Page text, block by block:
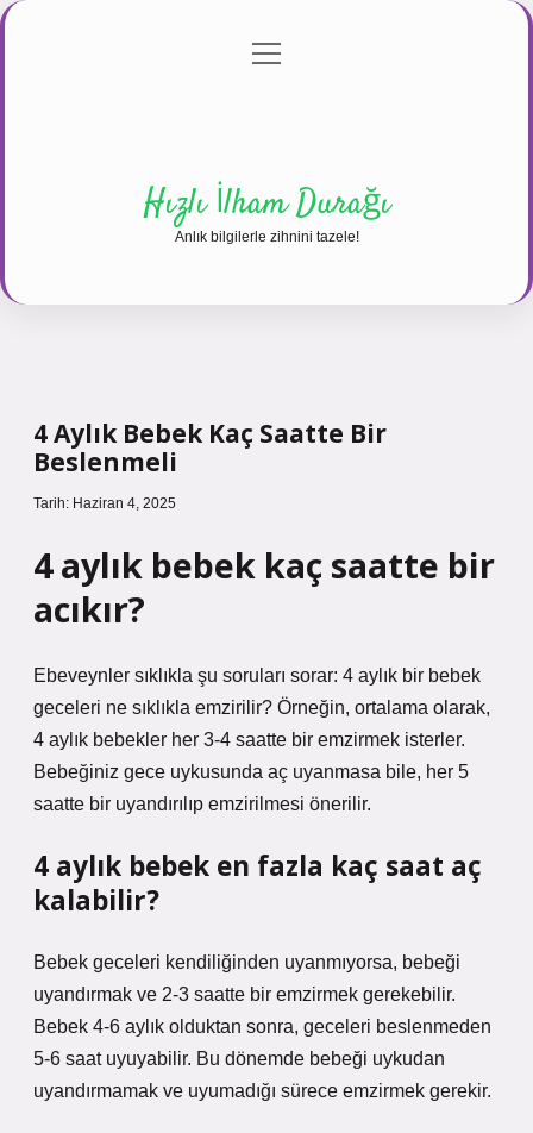
Gizlilik Politikası
menüyü
Hızlı İlham Durağı
Anlık bilgilerle zihnini tazele!
4 Aylık Bebek Kaç Saatte Bir
Beslenmeli
Tarih: Haziran 4, 2025
4 aylık bebek kaç saatte bir
acıkır?
Ebeveynler sıklıkla şu soruları sorar: 4 aylık bir bebek
geceleri ne sıklıkla emzirilir? Örneğin, ortalama olarak,
4 aylık bebekler her 3-4 saatte bir emzirmek isterler.
Bebeğiniz gece uykusunda aç uyanmasa bile, her 5
saatte bir uyandırılıp emzirilmesi önerilir.
4 aylık bebek en fazla kaç saat aç
kalabilir?
Bebek geceleri kendiliğinden uyanmıyorsa, bebeği
uyandırmak ve 2-3 saatte bir emzirmek gerekebilir.
Bebek 4-6 aylık olduktan sonra, geceleri beslenmeden
5-6 saat uyuyabilir. Bu dönemde bebeği uykudan
uyandırmamak ve uyumadığı sürece emzirmek gerekir.